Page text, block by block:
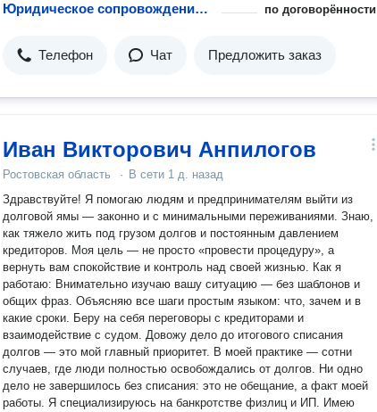
Юридическое сопровождение исполнительного производства по договорённости
Телефон Чат Предложить заказ
Иван Викторович Анпилогов
Ростовская область · В сети 1 д. назад
Здравствуйте! Я помогаю людям и предпринимателям выйти из
долговой ямы — законно и с минимальными переживаниями. Знаю,
как тяжело жить под грузом долгов и постоянным давлением
кредиторов. Моя цель — не просто «провести процедуру», а
вернуть вам спокойствие и контроль над своей жизнью. Как я
работаю: Внимательно изучаю вашу ситуацию — без шаблонов и
общих фраз. Объясняю все шаги простым языком: что, зачем и в
какие сроки. Беру на себя переговоры с кредиторами и
взаимодействие с судом. Довожу дело до итогового списания
долгов — это мой главный приоритет. В моей практике — сотни
случаев, где люди полностью освобождались от долгов. Ни одно
дело не завершилось без списания: это не обещание, а факт моей
работы. Я специализируюсь на банкротстве физлиц и ИП. Имею